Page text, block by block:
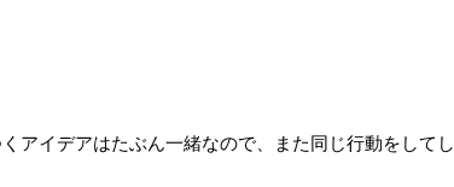
アイデアはたぶん一緒なので、また同じ行動をしてし